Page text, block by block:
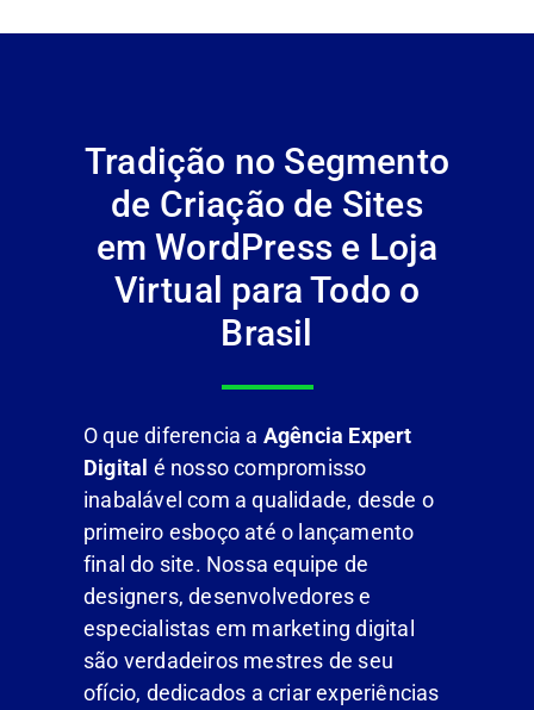
Tradição no Segmento
de Criação de Sites
em WordPress e Loja
Virtual para Todo o
Brasil
O que diferencia a Agência Expert
Digital é nosso compromisso
inabalável com a qualidade, desde o
primeiro esboço até o lançamento
final do site. Nossa equipe de
designers, desenvolvedores e
especialistas em marketing digital
são verdadeiros mestres de seu
ofício, dedicados a criar experiências